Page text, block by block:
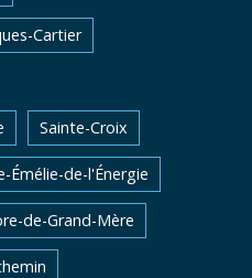
Cartier
Sainte-Croix
Émélie-de-l'Énergie
de-Grand-Mère